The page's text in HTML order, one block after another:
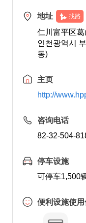
地址 找路
仁川富平区
인천광역시
동)
主页
http://
咨询电话
82-32-504-
停车设施
可停车1,500
便利设施使用